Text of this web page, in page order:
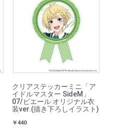
クリアステッカーミニ「ア
イドルマスター SideM」
07/ピエール オリジナル衣
装ver.(描き下ろしイラスト)
￥440